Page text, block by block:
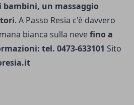
un massaggio
. A Passo Resia c'è davvero
bianca sulla nevefino a
tel. 0473-633101 Sito